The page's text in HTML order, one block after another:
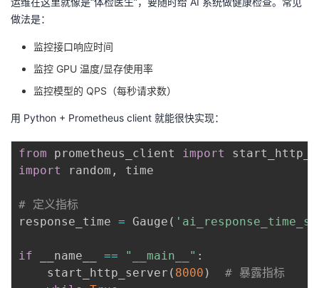
做法是：
监控接口响应时间
监控 GPU 温度/显存使用率
监控模型的 QPS（每秒请求数）
用 Python + Prometheus client 就能很快实现：
from prometheus_client import
import
random , time
# 定义指标
response_time = Gauge (
if __name__ == "__main__" :
    start_http_server
( 8000 )
# 暴露指标